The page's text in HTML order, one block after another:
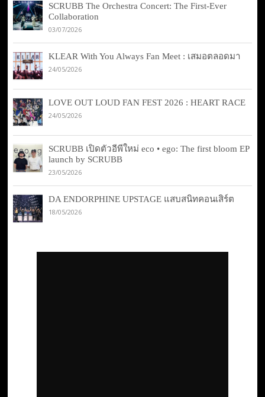
SCRUBB The Orchestra Concert: The First-Ever
Collaboration
03/07/2026
KLEAR With You Always Fan Meet : เสมอตลอดมา
24/05/2026
LOVE OUT LOUD FAN FEST 2026 : HEART RACE
24/05/2026
SCRUBB เปิดตัวอีพีใหม่ eco • ego: The first bloom EP
launch by SCRUBB
23/05/2026
DA ENDORPHINE UPSTAGE แสบสนิทคอนเสิร์ต
18/05/2026